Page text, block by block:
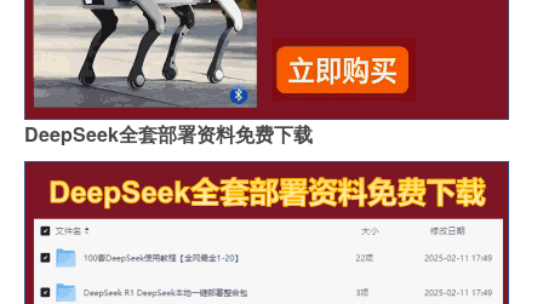
DeepSeek全套部署资料免费下载